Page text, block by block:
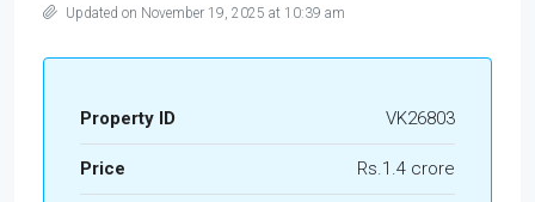
Updated on November 19, 2025 at 10:39 am
Property ID VK26803
Price Rs.1.4 crore